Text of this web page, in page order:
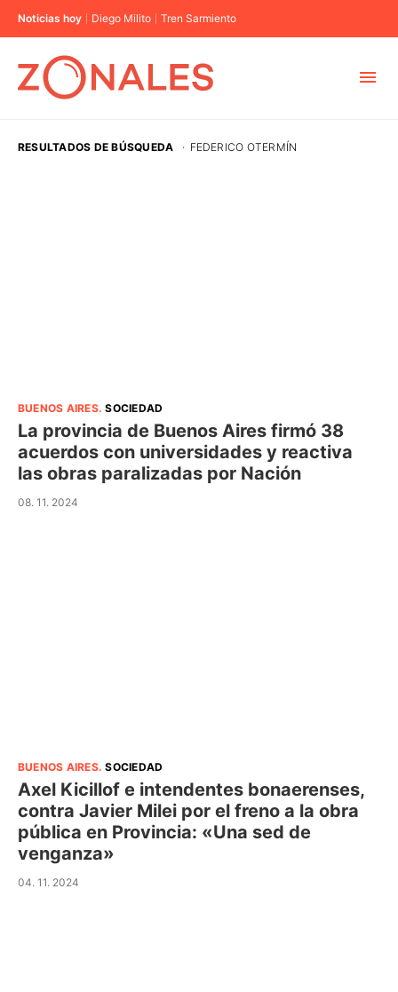
Noticias hoy Diego Milito Tren Sarmiento
RESULTADOS DE BÚSQUEDA · FEDERICO OTERMÍN
BUENOS AIRES.SOCIEDAD
La provincia de Buenos Aires firmó 38
acuerdos con universidades y reactiva
las obras paralizadas por Nación
08. 11. 2024
BUENOS AIRES.SOCIEDAD
Axel Kicillof e intendentes bonaerenses,
contra Javier Milei por el freno a la obra
pública en Provincia: «Una sed de
venganza»
04. 11. 2024